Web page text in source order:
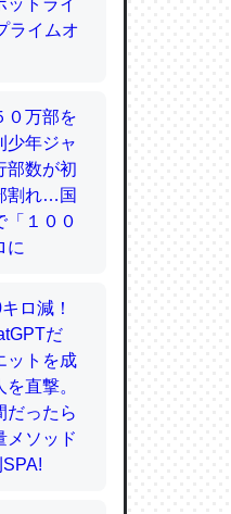
…。腹足
と画策
るのでこ
的に変化し